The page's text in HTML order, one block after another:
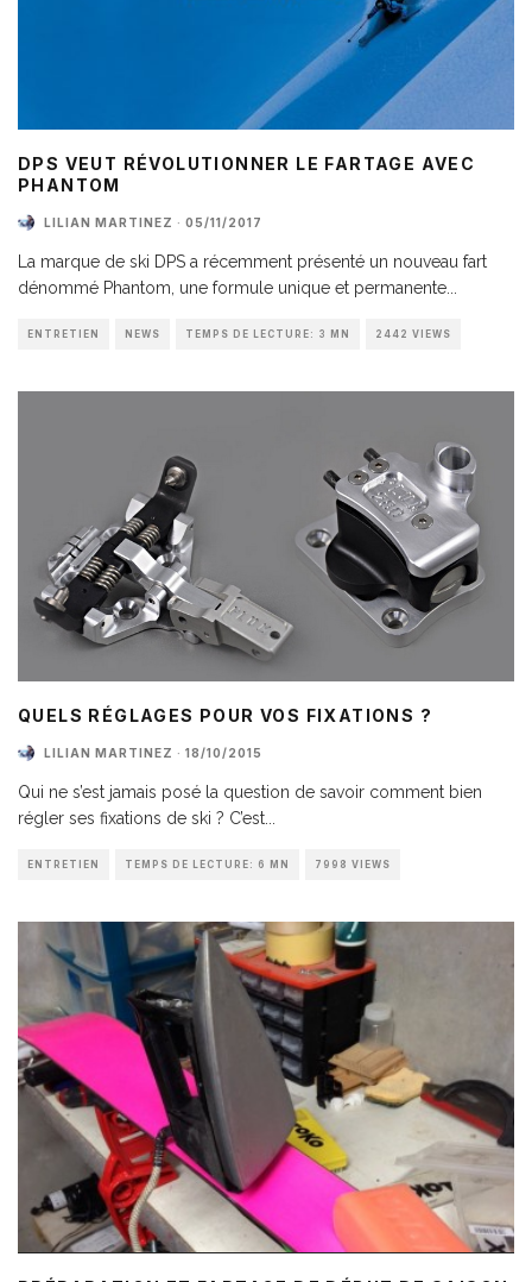
DPS VEUT RÉVOLUTIONNER LE FARTAGE AVEC
PHANTOM
LILIAN MARTINEZ · 05/11/2017
La marque de ski DPS a récemment présenté un nouveau fart
dénommé Phantom, une formule unique et permanente...
ENTRETIEN NEWS TEMPS DE LECTURE: 3 MN 2442 VIEWS
QUELS RÉGLAGES POUR VOS FIXATIONS ?
LILIAN MARTINEZ · 18/10/2015
Qui ne s’est jamais posé la question de savoir comment bien
régler ses fixations de ski ? C’est
ENTRETIEN TEMPS DE LECTURE: 6 MN 7998 VIEWS